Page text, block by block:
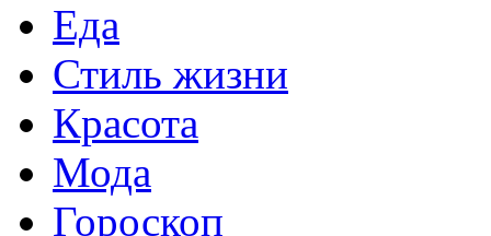
Еда
Стиль жизни
Красота
Мода
Гороскоп